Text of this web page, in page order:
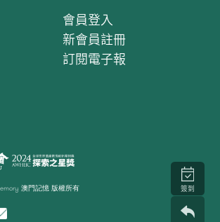
會員登入
新會員註冊
訂閱電子報
澳門記憶 版權所有 簽到